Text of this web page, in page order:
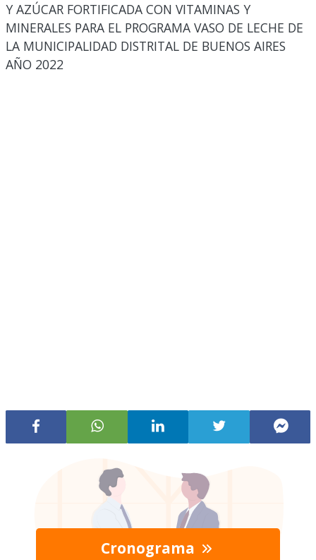
Y AZÚCAR FORTIFICADA CON VITAMINAS Y
MINERALES PARA EL PROGRAMA VASO DE LECHE DE
LA MUNICIPALIDAD DISTRITAL DE BUENOS AIRES
AÑO 2022
Cronograma